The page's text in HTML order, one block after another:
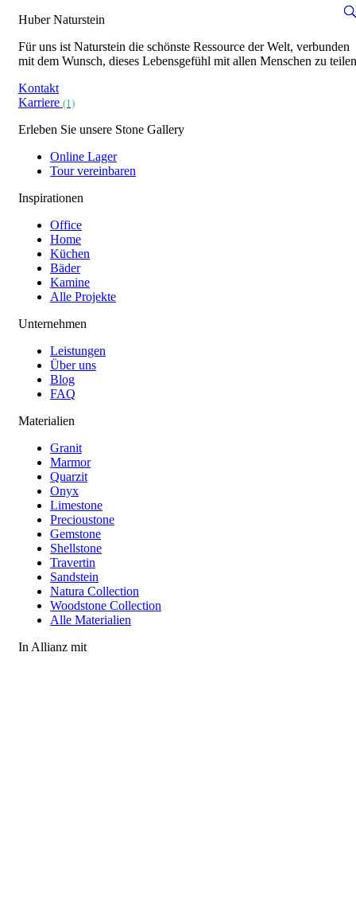
Huber Naturstein
Für uns ist Naturstein die schönste Ressource der Welt, verbunden
mit dem Wunsch, dieses Lebensgefühl mit allen Menschen zu
Kontakt
Karriere (1)
Erleben Sie unsere Stone Gallery
Online Lager
Tour vereinbaren
Inspirationen
Office
Home
Küchen
Bäder
Kamine
Alle Projekte
Unternehmen
Leistungen
Über uns
Blog
FAQ
Materialien
Granit
Marmor
Quarzit
Onyx
Limestone
Precioustone
Gemstone
Shellstone
Travertin
Sandstein
Natura Collection
Woodstone Collection
Alle Materialien
In Allianz mit